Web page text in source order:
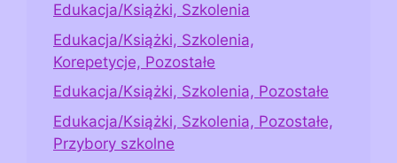
Edukacja/Książki, Szkolenia
Edukacja/Książki, Szkolenia,
Korepetycje, Pozostałe
Edukacja/Książki, Szkolenia, Pozostałe
Edukacja/Książki, Szkolenia, Pozostałe,
Przybory szkolne